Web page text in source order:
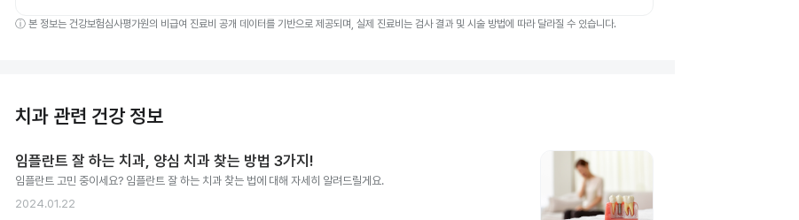
ⓘ 본 정보는 건강보험심사평가원의 비급여 진료비 공개 데이터를 기반으로 제공되며, 실제 진료비는 검사 결과 및 시술 방법에 따라 달라질 수 있습니다.
치과 관련 건강 정보
임플란트 잘 하는 치과, 양심 치과 찾는 방법 3가지!
임플란트 고민 중이세요? 임플란트 잘 하는 치과 찾는 법에 대해 자세히 알려드릴게요.
2024.01.22